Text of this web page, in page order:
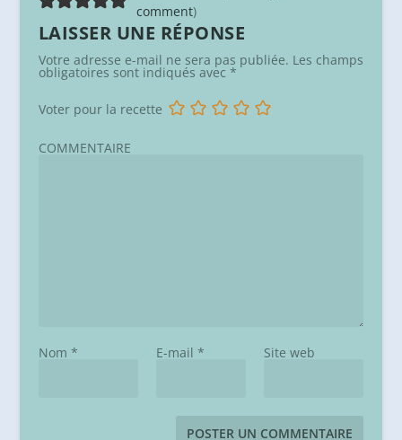
comment)
LAISSER UNE RÉPONSE
Votre adresse e-mail ne sera pas publiée. Les champs
obligatoires sont indiqués avec *
Voter pour la recette
COMMENTAIRE
Nom * E-mail * Site web